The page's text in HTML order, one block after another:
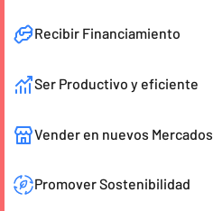
Recibir Financiamiento
Ser Productivo y eficiente
Vender en nuevos Mercados
Promover Sostenibilidad